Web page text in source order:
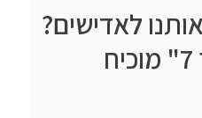
לאדישים?
"נס בתא מספר 7" מוכיח